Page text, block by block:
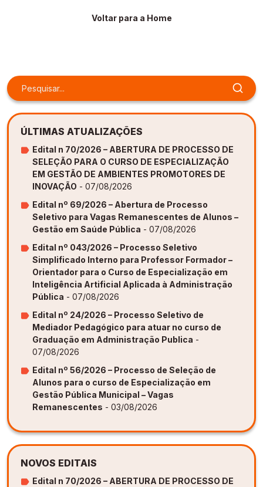
Voltar para a Home
ÚLTIMAS ATUALIZAÇÕES
Edital n 70/2026 – ABERTURA DE PROCESSO DE
SELEÇÃO PARA O CURSO DE ESPECIALIZAÇÃO
EM GESTÃO DE AMBIENTES PROMOTORES DE
INOVAÇÃO - 07/08/2026
Edital nº 69/2026 – Abertura de Processo
Seletivo para Vagas Remanescentes de Alunos –
Gestão em Saúde Pública - 07/08/2026
Edital nº 043/2026 – Processo Seletivo
Simplificado Interno para Professor Formador –
Orientador para o Curso de Especialização em
Inteligência Artificial Aplicada à Administração
Pública - 07/08/2026
Edital nº 24/2026 – Processo Seletivo de
Mediador Pedagógico para atuar no curso de
Graduação em Administração Publica -
07/08/2026
Edital nº 56/2026 – Processo de Seleção de
Alunos para o curso de Especialização em
Gestão Pública Municipal – Vagas
Remanescentes - 03/08/2026
NOVOS EDITAIS
Edital n 70/2026 – ABERTURA DE PROCESSO DE
Docência na Educação Infantil [DINF]
Gestão Escolar [GESC]
Docência na Educação Infantil [DINF]
Gestão Escolar [GESC]
Docência na Educação Infantil [DINF]
Gestão Escolar [GESC]
Docência na Educação Infantil [DINF]
Gestão Escolar [GESC]
Docência na Educação Infantil [DINF]
Gestão Escolar [GESC]